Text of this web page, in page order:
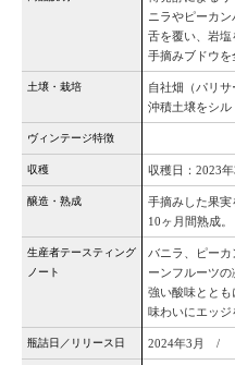
ニラやピーカ
舌を覆い、岩
手摘みブドウ
土壌・栽培
自社畑（パリ
沖積土壌をシル
ヴィンテージ特徴
収穫 収穫日：2023
醸造・熟成
手摘みした果
10ヶ月間熟成。
生産者テースティング
ノート
バニラ、ピー
ーンフルーツ
強い酸味とと
味わいにエッジ
瓶詰日／リリース日 2024年3月 /